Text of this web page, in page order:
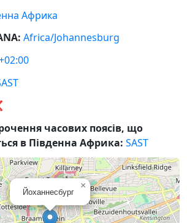
Африка
Africa/Johannesburg
часових поясів, що
в Південна Африка: SAST
Йоханнесбург
×